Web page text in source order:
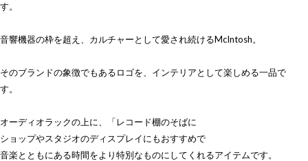
す。
音響機器の枠を超え、カルチャーとして愛され続けるMcIntosh。
そのブランドの象徴でもあるロゴを、インテリアとして楽しめる一品で
す。
オーディオラックの上に、「レコード棚のそばに
ショップやスタジオのディスプレイにもおすすめで
音楽とともにある時間をより特別なものにしてくれるアイテムです。